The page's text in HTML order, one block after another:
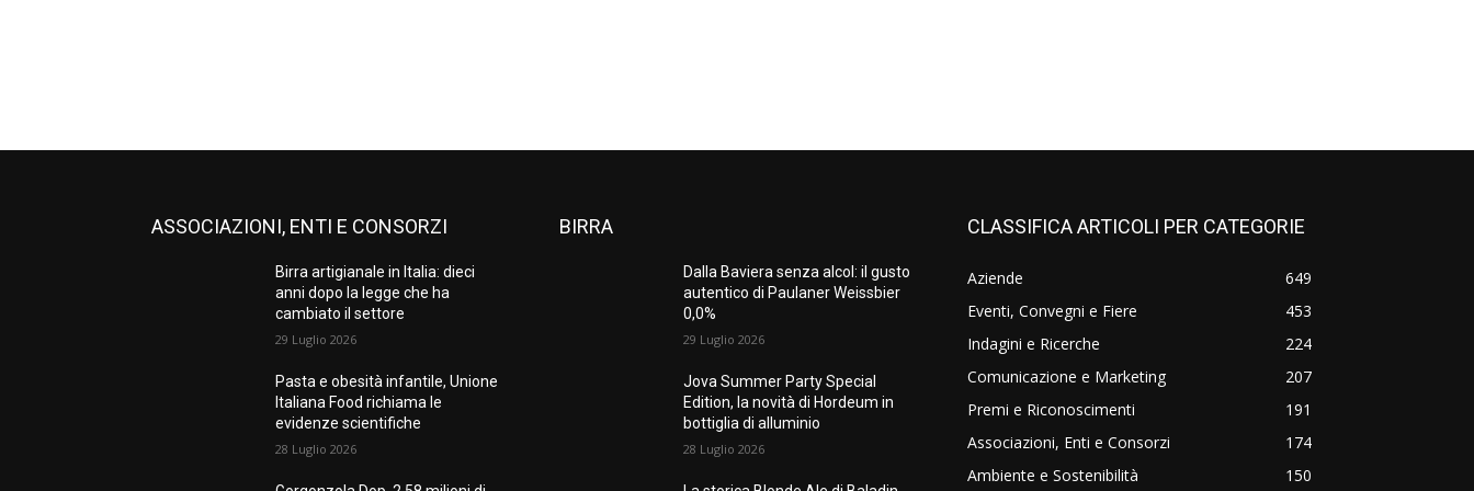
ASSOCIAZIONI, ENTI E CONSORZI
Birra artigianale in Italia: dieci
anni dopo la legge che ha
cambiato il settore
29 Luglio 2026
Pasta e obesità infantile, Unione
Italiana Food richiama le
evidenze scientifiche
28 Luglio 2026
BIRRA
Dalla Baviera senza alcol: il gusto
autentico di Paulaner Weissbier
0,0%
29 Luglio 2026
Jova Summer Party Special
Edition, la novità di Hordeum in
bottiglia di alluminio
28 Luglio 2026
CLASSIFICA ARTICOLI PER CATEGORIE
Aziende
649
Eventi, Convegni e Fiere
453
Indagini e Ricerche
224
Comunicazione e Marketing
207
Premi e Riconoscimenti
191
Associazioni, Enti e Consorzi
174
Ambiente e Sostenibilità
150